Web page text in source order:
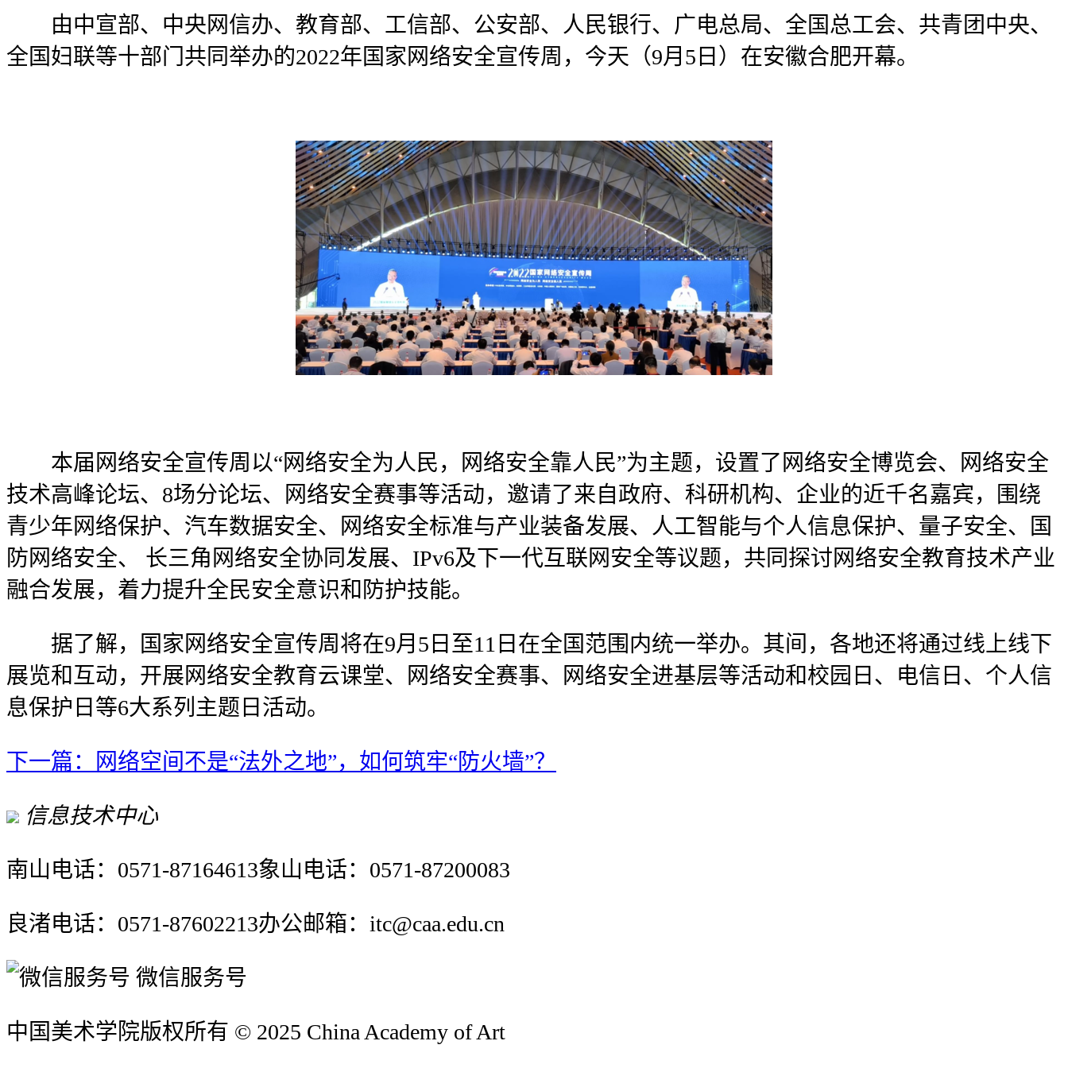
由中宣部、中央网信办、教育部、工信部、公安部、人民银行、广电总局、全国总工会、共青团中央、
全国妇联等十部门共同举办的2022年国家网络安全宣传周，今天（9月5日）在安徽合肥开幕。
本届网络安全宣传周以“网络安全为人民，网络安全靠人民”为主题，设置了网络安全博览会、网络安全
技术高峰论坛、8场分论坛、网络安全赛事等活动，邀请了来自政府、科研机构、企业的近千名嘉宾，围绕
青少年网络保护、汽车数据安全、网络安全标准与产业装备发展、人工智能与个人信息保护、量子安全、国
防网络安全、 长三角网络安全协同发展、IPv6及下一代互联网安全等议题，共同探讨网络安全教育技术产业
融合发展，着力提升全民安全意识和防护技能。
据了解，国家网络安全宣传周将在9月5日至11日在全国范围内统一举办。其间，各地还将通过线上线下
展览和互动，开展网络安全教育云课堂、网络安全赛事、网络安全进基层等活动和校园日、电信日、个人信
息保护日等6大系列主题日活动。
下一篇：网络空间不是“法外之地”，如何筑牢“防火墙”？
信息技术中心
南山电话：0571-87164613象山电话：0571-87200083
良渚电话：0571-87602213办公邮箱：itc@caa.edu.cn
微信服务号
中国美术学院版权所有 © 2025 China Academy of Art